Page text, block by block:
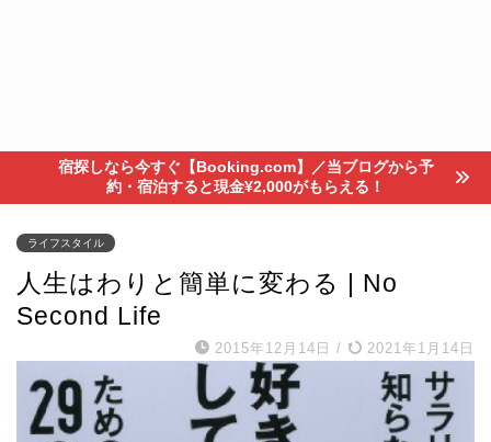
宿探しなら今すぐ【Booking.com】／当ブログから予
約・宿泊すると現金¥2,000がもらえる！
ライフスタイル
人生はわりと簡単に変わる | No
Second Life
2015年12月14日 / 2021年1月14日